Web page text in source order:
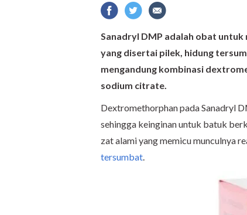
Sanadryl DMP adalah obat
yang disertai pilek, hidung
mengandung kombinasi
sodium citrate.
Dextromethorphan pada Sanadryl
sehingga keinginan untuk batuk
zat alami yang memicu munculnya
tersumbat.